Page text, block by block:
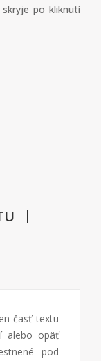
po kliknutí
časť textu
alebo opäť
pod